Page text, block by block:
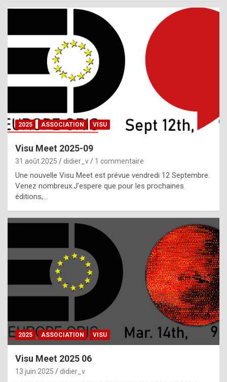
l
,
g
h
t
f
h
a
2025 ASSOCIATION VISU
Visu Meet 2025-09
31 août 2025 didier_v 1 commentaire
Une nouvelle Visu Meet est prévue vendredi 12 Septembre.
Venez nombreux.J’espere que pour les prochaines
éditions,…
2025 ASSOCIATION VISU
Visu Meet 2025 06
13 juin 2025 didier_v